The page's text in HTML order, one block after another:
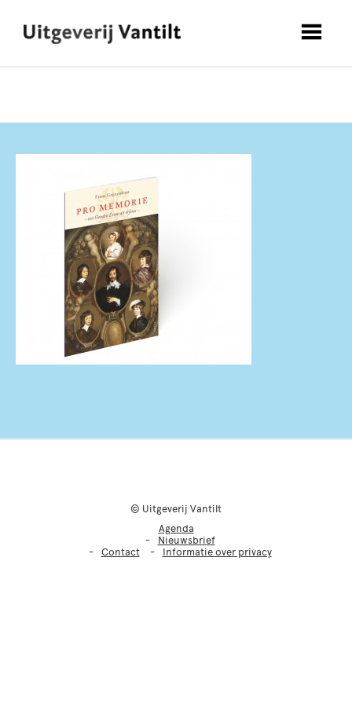
© Uitgeverij Vantilt
Agenda
Nieuwsbrief
Contact
Informatie over privacy